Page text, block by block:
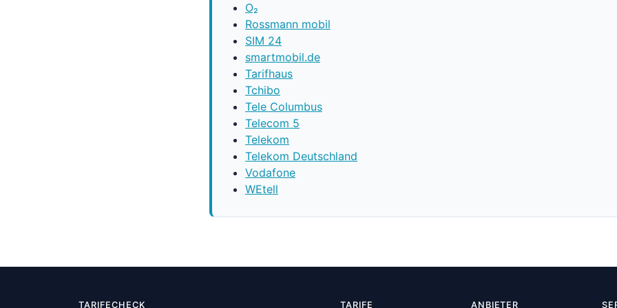
O₂
Rossmann mobil
SIM 24
smartmobil.de
Tarifhaus
Tchibo
Tele Columbus
Telecom 5
Telekom
Telekom Deutschland
Vodafone
WEtell
TARIFECHECK TARIFE ANBIETER